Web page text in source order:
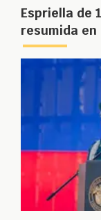
Espriella de
resumida en